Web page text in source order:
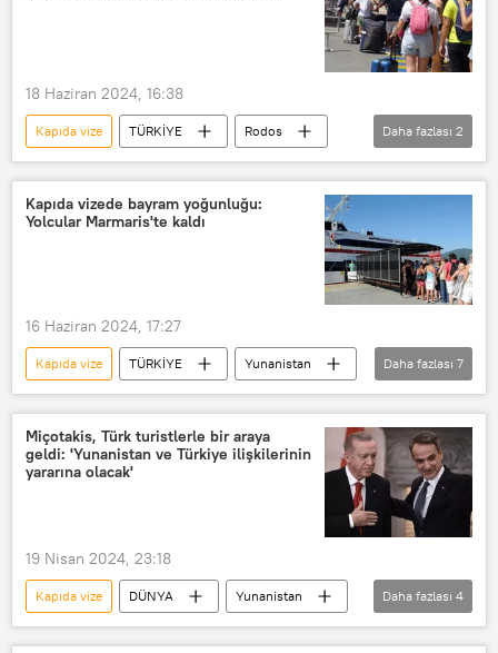
18 Haziran 2024, 16:38
Kapıda vize TÜRKİYE
Rodos
Rodos adası
Yunanistan
Daha fazlası 2
Kapıda vizede bayram yoğunluğu:
Yolcular Marmaris'te kaldı
16 Haziran 2024, 17:27
Kapıda vize TÜRKİYE
Yunanistan
Türkiye
Vize
Vize
Vize
Rodos
Fethiye
Marmaris
Daha fazlası 7
Miçotakis, Türk turistlerle bir araya
geldi: 'Yunanistan ve Türkiye ilişkilerinin
yararına olacak'
19 Nisan 2024, 23:18
Kapıda vize DÜNYA
Yunanistan
Türkiye-Yunanistan İlişkileri
Türkiye
Daha fazlası 4